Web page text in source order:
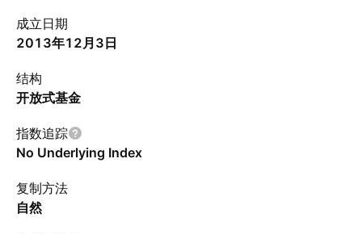
成立日期
2013年12月3日
结构
开放式基金
指数追踪
No Underlying Index
复制方法
自然